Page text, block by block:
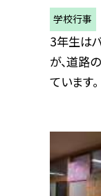
学校行事
3年生は
が、道路
ています